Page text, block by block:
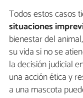
Todos estos casos
situaciones
bienestar del
su vida si no se
la decisión judicial
una acción ética y
a una mascota